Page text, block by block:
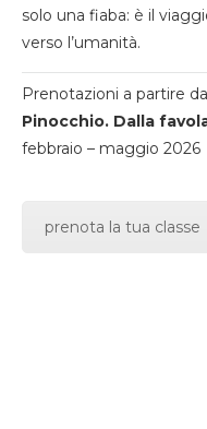
solo una fiaba: è il
verso l’umanità.
Prenotazioni a partire
Pinocchio. Dalla
febbraio – maggio 2026
prenota la tua classe